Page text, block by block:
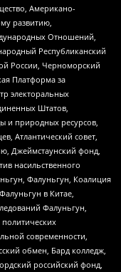
Американо-
развитию,
Отношений,
Республиканский
России, Черноморский
Платформа за
электоральных
Штатов,
и природных ресурсов,
Атлантический совет,
Джеймстаунский фонд,
насильственного
Фалуньгун, Коалиция
в Китае,
Фалуньгун,
современности,
обмен, Бард колледж,
российский фонд,